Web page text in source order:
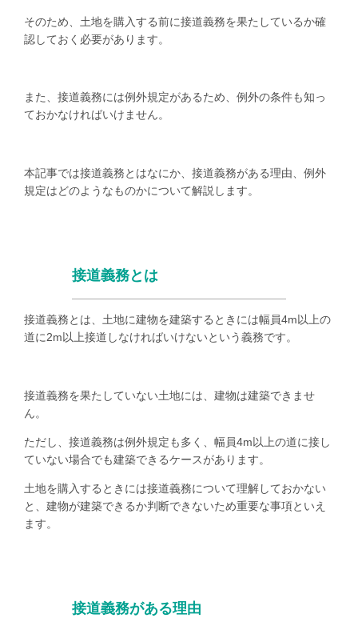
そのため、土地を購入する前に接道義務を果たしているか確
認しておく必要があります。
また、接道義務には例外規定があるため、例外の条件も知っ
ておかなければいけません。
本記事では接道義務とはなにか、接道義務がある理由、例外
規定はどのようなものかについて解説します。
接道義務とは
接道義務とは、土地に建物を建築するときには幅員4m以上の
道に2m以上接道しなければいけないという義務です。
接道義務を果たしていない土地には、建物は建築できませ
ん。
ただし、接道義務は例外規定も多く、幅員4m以上の道に接し
ていない場合でも建築できるケースがあります。
土地を購入するときには接道義務について理解しておかない
と、建物が建築できるか判断できないため重要な事項といえ
ます。
接道義務がある理由